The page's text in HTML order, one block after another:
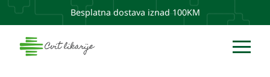
Besplatna dostava iznad 100KM